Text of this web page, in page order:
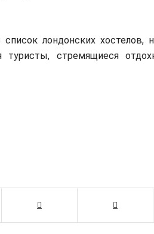
лондонских хостелов,
туристы, стремящиеся